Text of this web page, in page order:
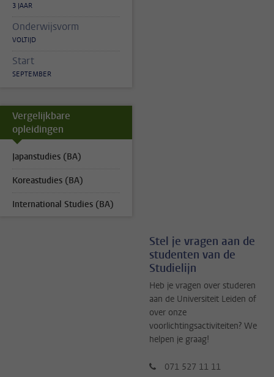
3 JAAR
Onderwijsvorm
VOLTIJD
Start
SEPTEMBER
Vergelijkbare
opleidingen
Japanstudies (BA)
Koreastudies (BA)
International Studies (BA)
Stel je vragen aan de
studenten van de
Studielijn
Heb je vragen over studeren
aan de Universiteit Leiden of
over onze
voorlichtingsactiviteiten? We
helpen je graag!
071 527 11 11